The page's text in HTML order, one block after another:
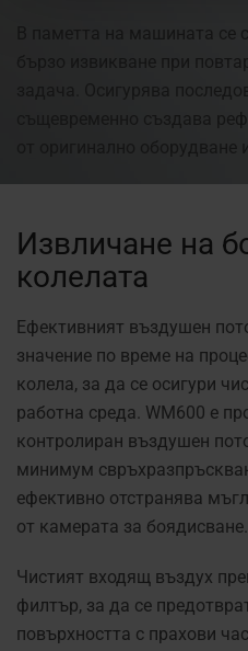
В паметта на машината се
бързо извикване при
задача. Осигурява
същевременно създава
от оригинално оборудване
Извличане на
колелата
Ефективният въздушен
значение по време на
колела, за да се осигури
работна среда. WM600 е
контролиран въздушен
минимум
ефективно отстранява
от камерата за боядисване.
Чистият входящ въздух
филтър, за да се
повърхността с прахови